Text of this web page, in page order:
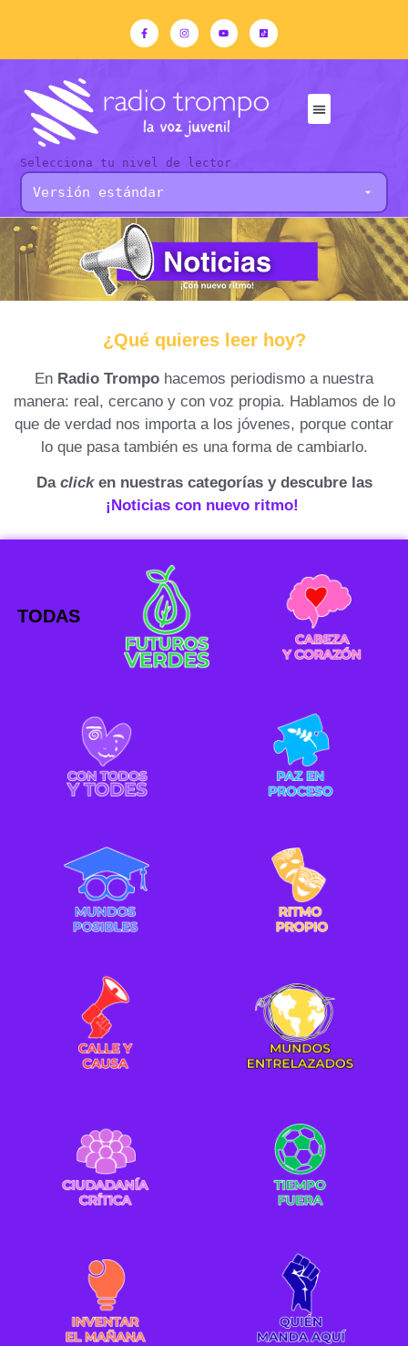
Selecciona tu nivel de lector
¿Qué quieres leer hoy?
En Radio Trompo hacemos periodismo a nuestra
manera: real, cercano y con voz propia. Hablamos de lo
que de verdad nos importa a los jóvenes, porque contar
lo que pasa también es una forma de cambiarlo.
Da clicken nuestras categorías y descubre las
¡Noticias con nuevo ritmo!
TODAS